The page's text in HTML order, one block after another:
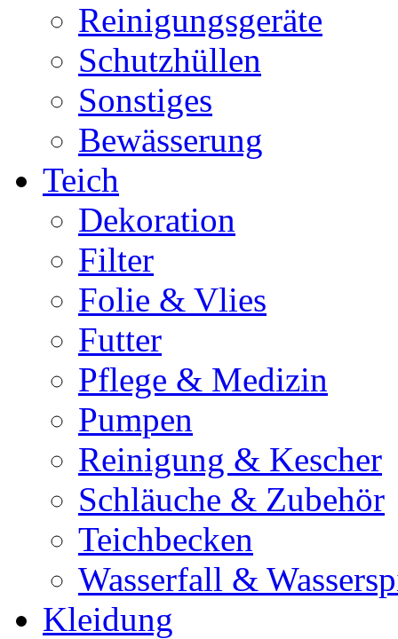
Reinigungsgeräte
Schutzhüllen
Sonstiges
Bewässerung
Teich
Dekoration
Filter
Folie & Vlies
Futter
Pflege & Medizin
Pumpen
Reinigung & Kescher
Schläuche & Zubehör
Teichbecken
Wasserfall &
Kleidung